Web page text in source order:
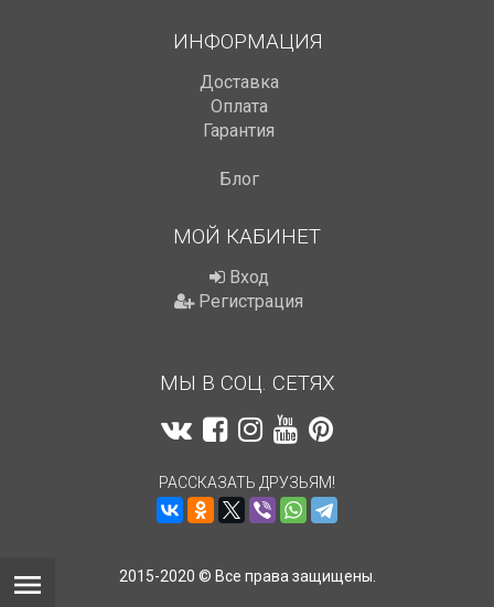
ИНФОРМАЦИЯ
Доставка
Оплата
Гарантия
Блог
МОЙ КАБИНЕТ
Вход
Регистрация
МЫ В СОЦ. СЕТЯХ
РАССКАЗАТЬ ДРУЗЬЯМ!
2015-2020 © Все права защищены.